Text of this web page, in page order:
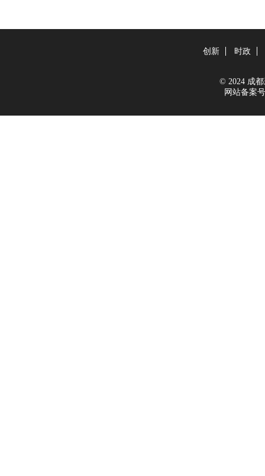
创新 时政
© 2024 成都
网站备案